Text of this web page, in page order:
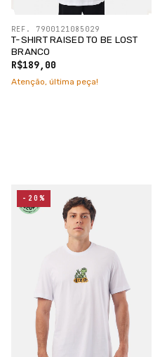
T-SHIRT RAISED TO BE LOST
BRANCO
R$189,00
REF. 7900121085029
Atenção, última peça!
-20%